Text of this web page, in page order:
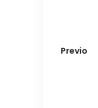
Previo